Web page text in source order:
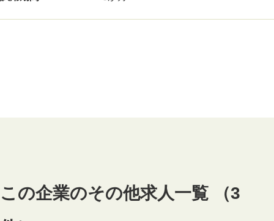
この企業のその他求人一覧 （3